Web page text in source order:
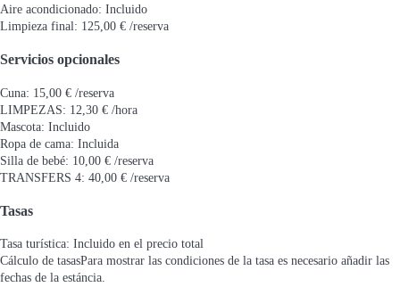
Aire acondicionado: Incluido
Limpieza final: 125,00 € /reserva
Servicios opcionales
Cuna: 15,00 € /reserva
LIMPEZAS: 12,30 € /hora
Mascota: Incluido
Ropa de cama: Incluida
Silla de bebé: 10,00 € /reserva
TRANSFERS 4: 40,00 € /reserva
Tasas
Tasa turística: Incluido en el precio total
Cálculo de tasasPara mostrar las condiciones de la tasa es necesario añadir las
fechas de la estáncia.